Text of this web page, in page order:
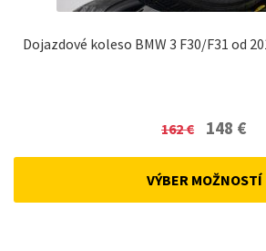
Dojazdové koleso BMW 3 F30/F31 od
162€
Original
was:
148 €
VÝBER MOŽNOSTÍ